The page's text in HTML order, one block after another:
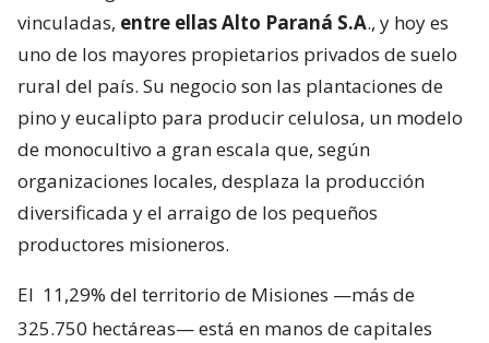
vinculadas, entre ellas Alto Paraná S.A., y hoy es
uno de los mayores propietarios privados de suelo
rural del país. Su negocio son las plantaciones de
pino y eucalipto para producir celulosa, un modelo
de monocultivo a gran escala que, según
organizaciones locales, desplaza la producción
diversificada y el arraigo de los pequeños
productores misioneros.
El 11,29% del territorio de Misiones —más de
325.750 hectáreas— está en manos de capitales